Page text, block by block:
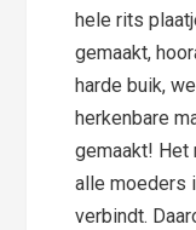
hele rits
gemaakt,
harde buik,
herkenbare
gemaakt! Het
alle moeders
verbindt.